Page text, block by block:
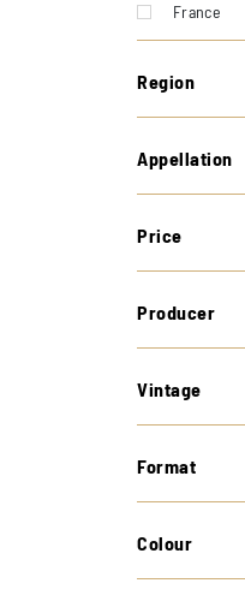
France
Region
Appellation
Price
Producer
Vintage
Format
Colour